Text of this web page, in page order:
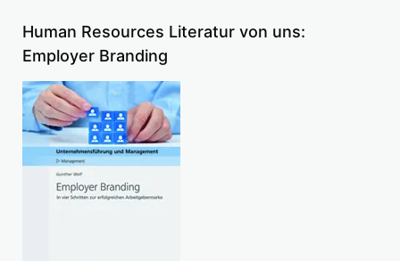
Human Resources Literatur von uns:
Employer Branding